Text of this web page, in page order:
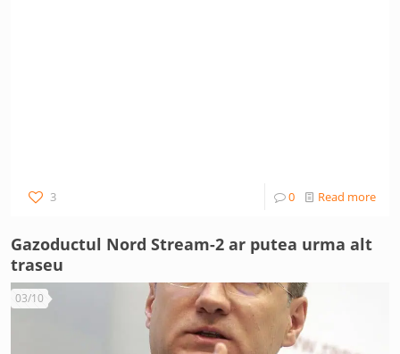
3 0 Read more
Gazoductul Nord Stream-2 ar putea urma alt
traseu
03/10